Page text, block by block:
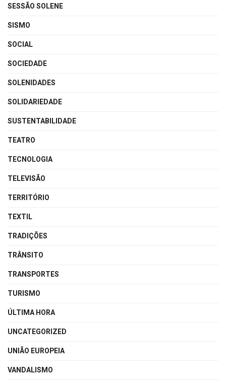
SESSÃO SOLENE
SISMO
SOCIAL
SOCIEDADE
SOLENIDADES
SOLIDARIEDADE
SUSTENTABILIDADE
TEATRO
TECNOLOGIA
TELEVISÃO
TERRITÓRIO
TEXTIL
TRADIÇÕES
TRÂNSITO
TRANSPORTES
TURISMO
ÚLTIMA HORA
UNCATEGORIZED
UNIÃO EUROPEIA
VANDALISMO